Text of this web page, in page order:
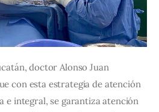
doctor Alonso Juan
con esta estrategia de atención
e integral, se garantiza atención